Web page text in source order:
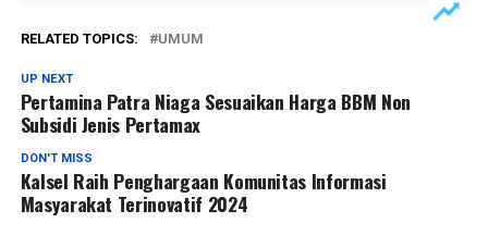
RELATED TOPICS: UMUM
UP NEXT
Pertamina Patra Niaga Sesuaikan Harga BBM Non
Subsidi Jenis Pertamax
DON'T MISS
Kalsel Raih Penghargaan Komunitas Informasi
Masyarakat Terinovatif 2024